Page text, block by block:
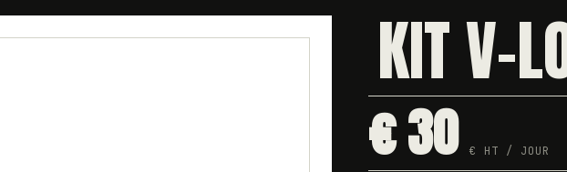
KIT V-
€ 30 € HT / JOUR